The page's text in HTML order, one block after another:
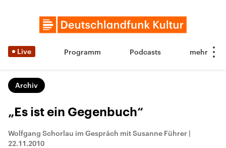
Live Programm Podcasts
Archiv
„Es ist ein Gegenbuch“
Wolfgang Schorlau im Gespräch mit Susanne Führer |
22.11.2010